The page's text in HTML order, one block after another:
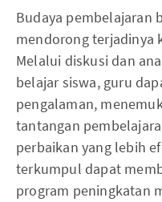
Budaya pembelajaran
mendorong terjadinya
Melalui diskusi dan
belajar siswa, guru
pengalaman,
tantangan
perbaikan yang lebih
terkumpul dapat
program peningkatan